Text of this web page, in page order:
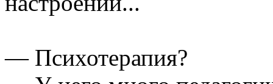
— Психотерапия?